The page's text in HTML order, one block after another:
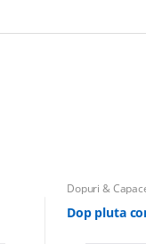
Dopuri &
Dop pluta